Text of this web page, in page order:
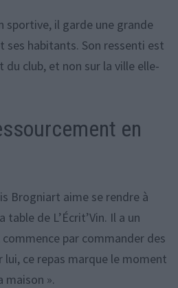
il garde une grande
ses habitants. Son ressenti est
du club, et non sur la ville elle-
en
Brogniart aime se rendre à
de L’Écrit’Vin. Il a un
par commander des
ce repas marque le moment
maison ».